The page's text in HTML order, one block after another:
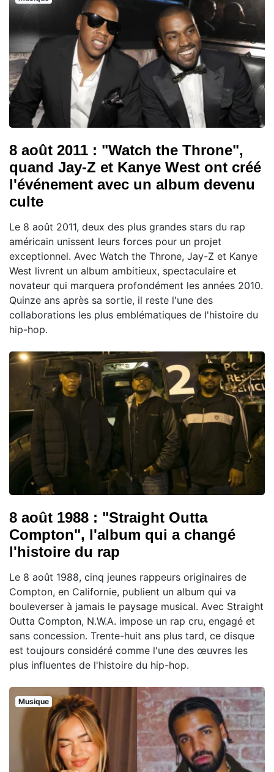
8 août 2011 : "Watch the Throne",
quand Jay-Z et Kanye West ont créé
l'événement avec un album devenu
culte
Le 8 août 2011, deux des plus grandes stars du rap
américain unissent leurs forces pour un projet
exceptionnel. Avec Watch the Throne, Jay-Z et Kanye
West livrent un album ambitieux, spectaculaire et
novateur qui marquera profondément les années 2010.
Quinze ans après sa sortie, il reste l'une des
collaborations les plus emblématiques de l'histoire du
hip-hop.
8 août 1988 : "Straight Outta
Compton", l'album qui a changé
l'histoire du rap
Le 8 août 1988, cinq jeunes rappeurs originaires de
Compton, en Californie, publient un album qui va
bouleverser à jamais le paysage musical. Avec Straight
Outta Compton, N.W.A. impose un rap cru, engagé et
sans concession. Trente-huit ans plus tard, ce disque
est toujours considéré comme l'une des œuvres les
plus influentes de l'histoire du hip-hop.
Musique